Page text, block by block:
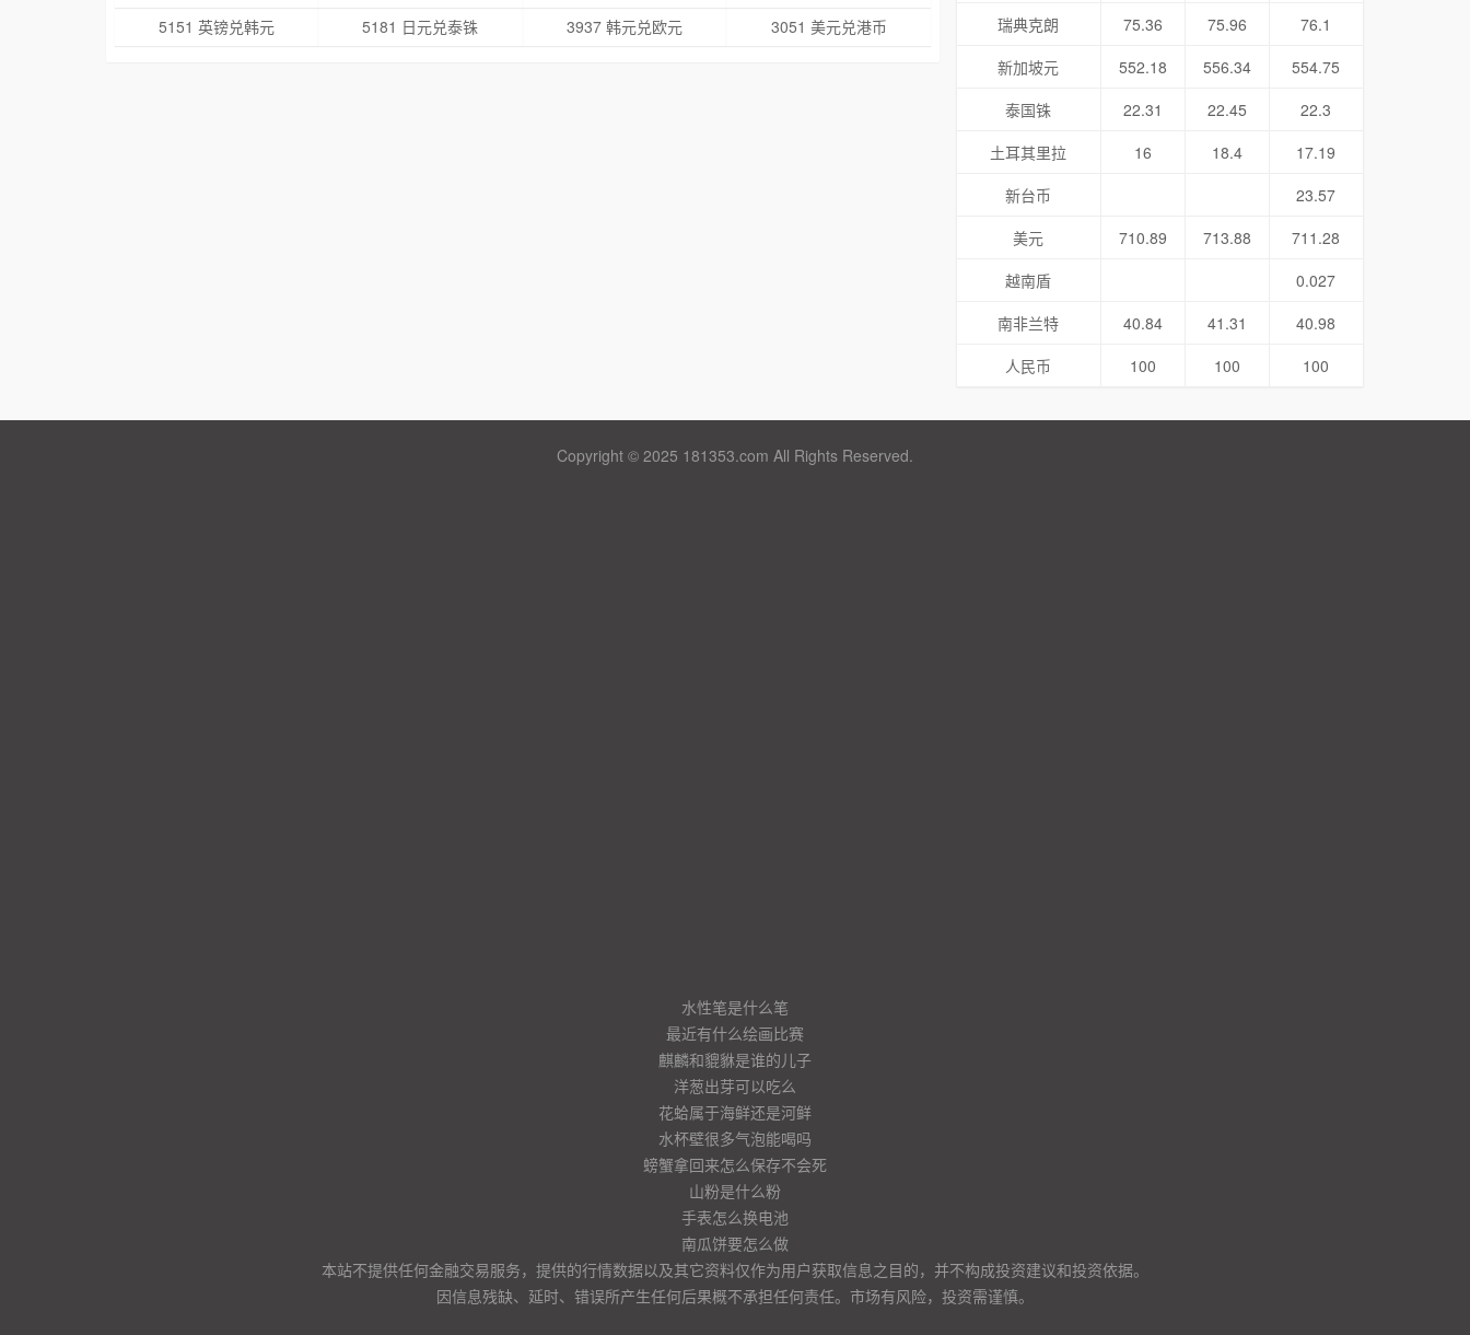
5151 英镑兑韩元
5181 日元兑泰铢 3937 韩元兑欧元 3051 美元兑港币
瑞典克朗
75.36 75.96
76.1
新加坡元
552.18 556.34
554.75
泰国铢
22.31 22.45
22.3
土耳其里拉
16 18.4
17.19
新台币
23.57
美元
710.89 713.88
711.28
越南盾
0.027
南非兰特
40.84 41.31
40.98
人民币
100 100 100
Copyright © 2025 181353.com All Rights Reserved.
水性笔是什么笔
最近有什么绘画比赛
麒麟和貔貅是谁的儿子
洋葱出芽可以吃么
花蛤属于海鲜还是河鲜
水杯壁很多气泡能喝吗
螃蟹拿回来怎么保存不会死
山粉是什么粉
手表怎么换电池
南瓜饼要怎么做
本站不提供任何金融交易服务，提供的行情数据以及其它资料仅作为用户获取信息之目的，并不构成投资建议和投资依据。
因信息残缺、延时、错误所产生任何后果概不承担任何责任。市场有风险，投资需谨慎。